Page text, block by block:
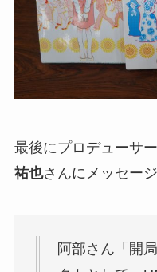
最後にプロデューサ
祐也さんにメッセー
阿部さん「開